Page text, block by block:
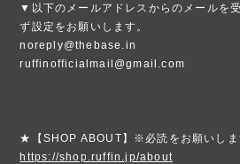
▼以下のメールアドレスからのメールを
ず設定をお願いします。
noreply@thebase.in
ruffinofficialmail@gmail.com
★【SHOP ABOUT】※必読をお願いしま
https://shop.ruffin.jp/about